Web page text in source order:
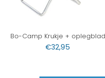
Bo-Camp Krukje + oplegblad
€32,95